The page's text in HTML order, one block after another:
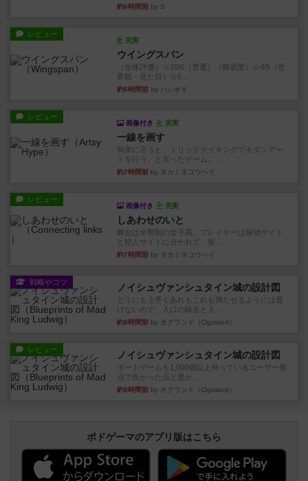
約6時間前 by S
レビュー
充実
ウイングスパン
（全体評価）☆10/6（普通）（難易度）☆4/5（世
界観・見た目）☆5...
約6時間前 by ハシオキ
レビュー
画像付き 充実
一線を画す
簡単に言うと、トリックテイキングでモダンアー
トを行う、と言ったゲーム。...
約7時間前 by タカミネコウヘイ
レビュー
画像付き 充実
しあわせのいと
舞台は全寮制の女子高。プレイヤーは探偵サイド
と犯人サイドに分かれて、探...
約7時間前 by タカミネコウヘイ
戦略やコツ ノイシュヴァンシュタイン城の設計図
どうにも上手くあれもこれも満たせるようには置
けないので、入口の除去と入...
約8時間前 by オグランド（Oguland）
レビュー ノイシュヴァンシュタイン城の設計図
ボードゲームを1,000個以上持っているユーザー視
点で良かった点と悪か...
約8時間前 by オグランド（Oguland）
ボドゲーマのアプリ版はこちら